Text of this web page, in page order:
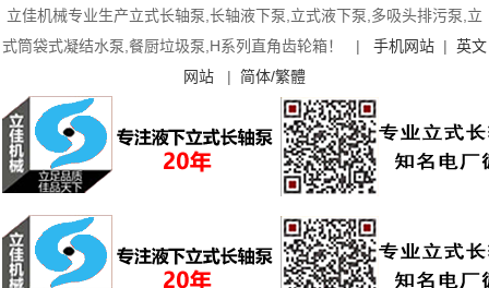
立佳机械专业生产立式长轴泵,长轴液下泵,立式液下泵,多吸头排污泵,立
式筒袋式凝结水泵,餐厨垃圾泵,H系列直角齿轮箱！ | 手机网站 | 英文
网站 | 简体/繁體